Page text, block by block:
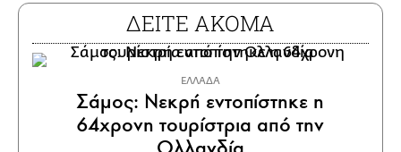
ΔΕΙΤΕ ΑΚΟΜΑ
ΕΛΛΑΔΑ
Σάμος: Νεκρή εντοπίστηκε η
64χρονη τουρίστρια από την